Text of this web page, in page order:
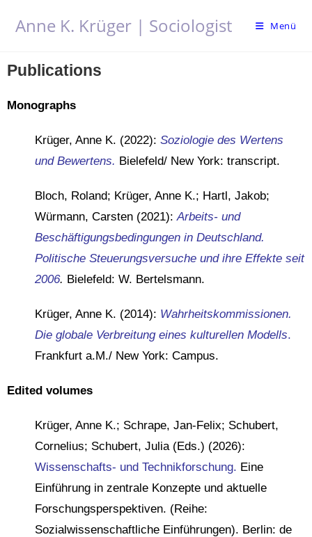
Anne K. Krüger | Sociologist Menü
Publications
Monographs
Krüger, Anne K. (2022): Soziologie des Wertens
und Bewertens. Bielefeld/ New York: transcript.
Bloch, Roland; Krüger, Anne K.; Hartl, Jakob;
Würmann, Carsten (2021):Arbeits- und
Beschäftigungsbedingungen in Deutschland.
Politische Steuerungsversuche und ihre Effekte seit
2006. Bielefeld: W. Bertelsmann.
Krüger, Anne K. (2014): Wahrheitskommissionen.
Die globale Verbreitung eines kulturellen Modells.
Frankfurt a.M./ New York: Campus.
Edited volumes
Krüger, Anne K.; Schrape, Jan-Felix; Schubert,
Cornelius; Schubert, Julia (Eds.) (2026):
Wissenschafts- und Technikforschung. Eine
Einführung in zentrale Konzepte und aktuelle
Forschungsperspektiven. (Reihe:
Sozialwissenschaftliche Einführungen). Berlin: de